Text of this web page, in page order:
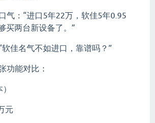
气：“进口5年22万，软佳5年0.95
买两台新设备了。”
佳名气不如进口，靠谱吗？”
功能对比：
元